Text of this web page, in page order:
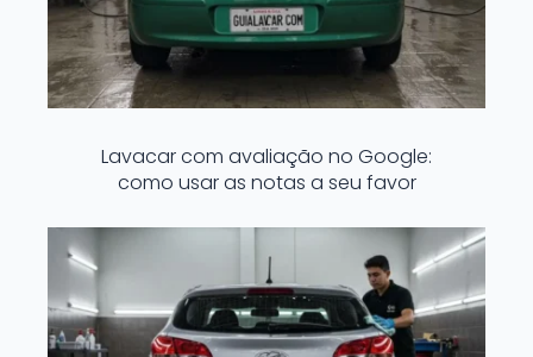
Lavacar com avaliação no Google:
como usar as notas a seu favor